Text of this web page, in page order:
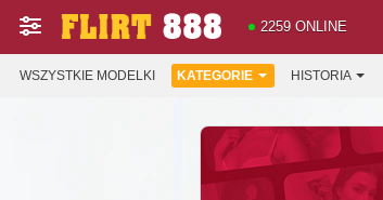
2259 ONLINE
WSZYSTKIE MODELKI KATEGORIE HISTORIA